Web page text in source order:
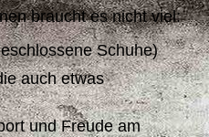
braucht es nicht viel:
Schuhe)
auch etwas
und Freude am